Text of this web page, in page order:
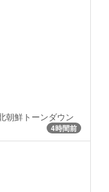
朝鮮トーンダウン
4時間前